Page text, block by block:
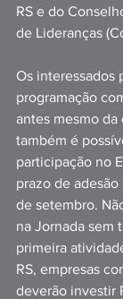
RS e do
de Lideranças
Os interessados
programação
antes mesmo
também é
participação no
prazo de
de setembro.
na Jornada sem
primeira
RS, empresas
deverão investir